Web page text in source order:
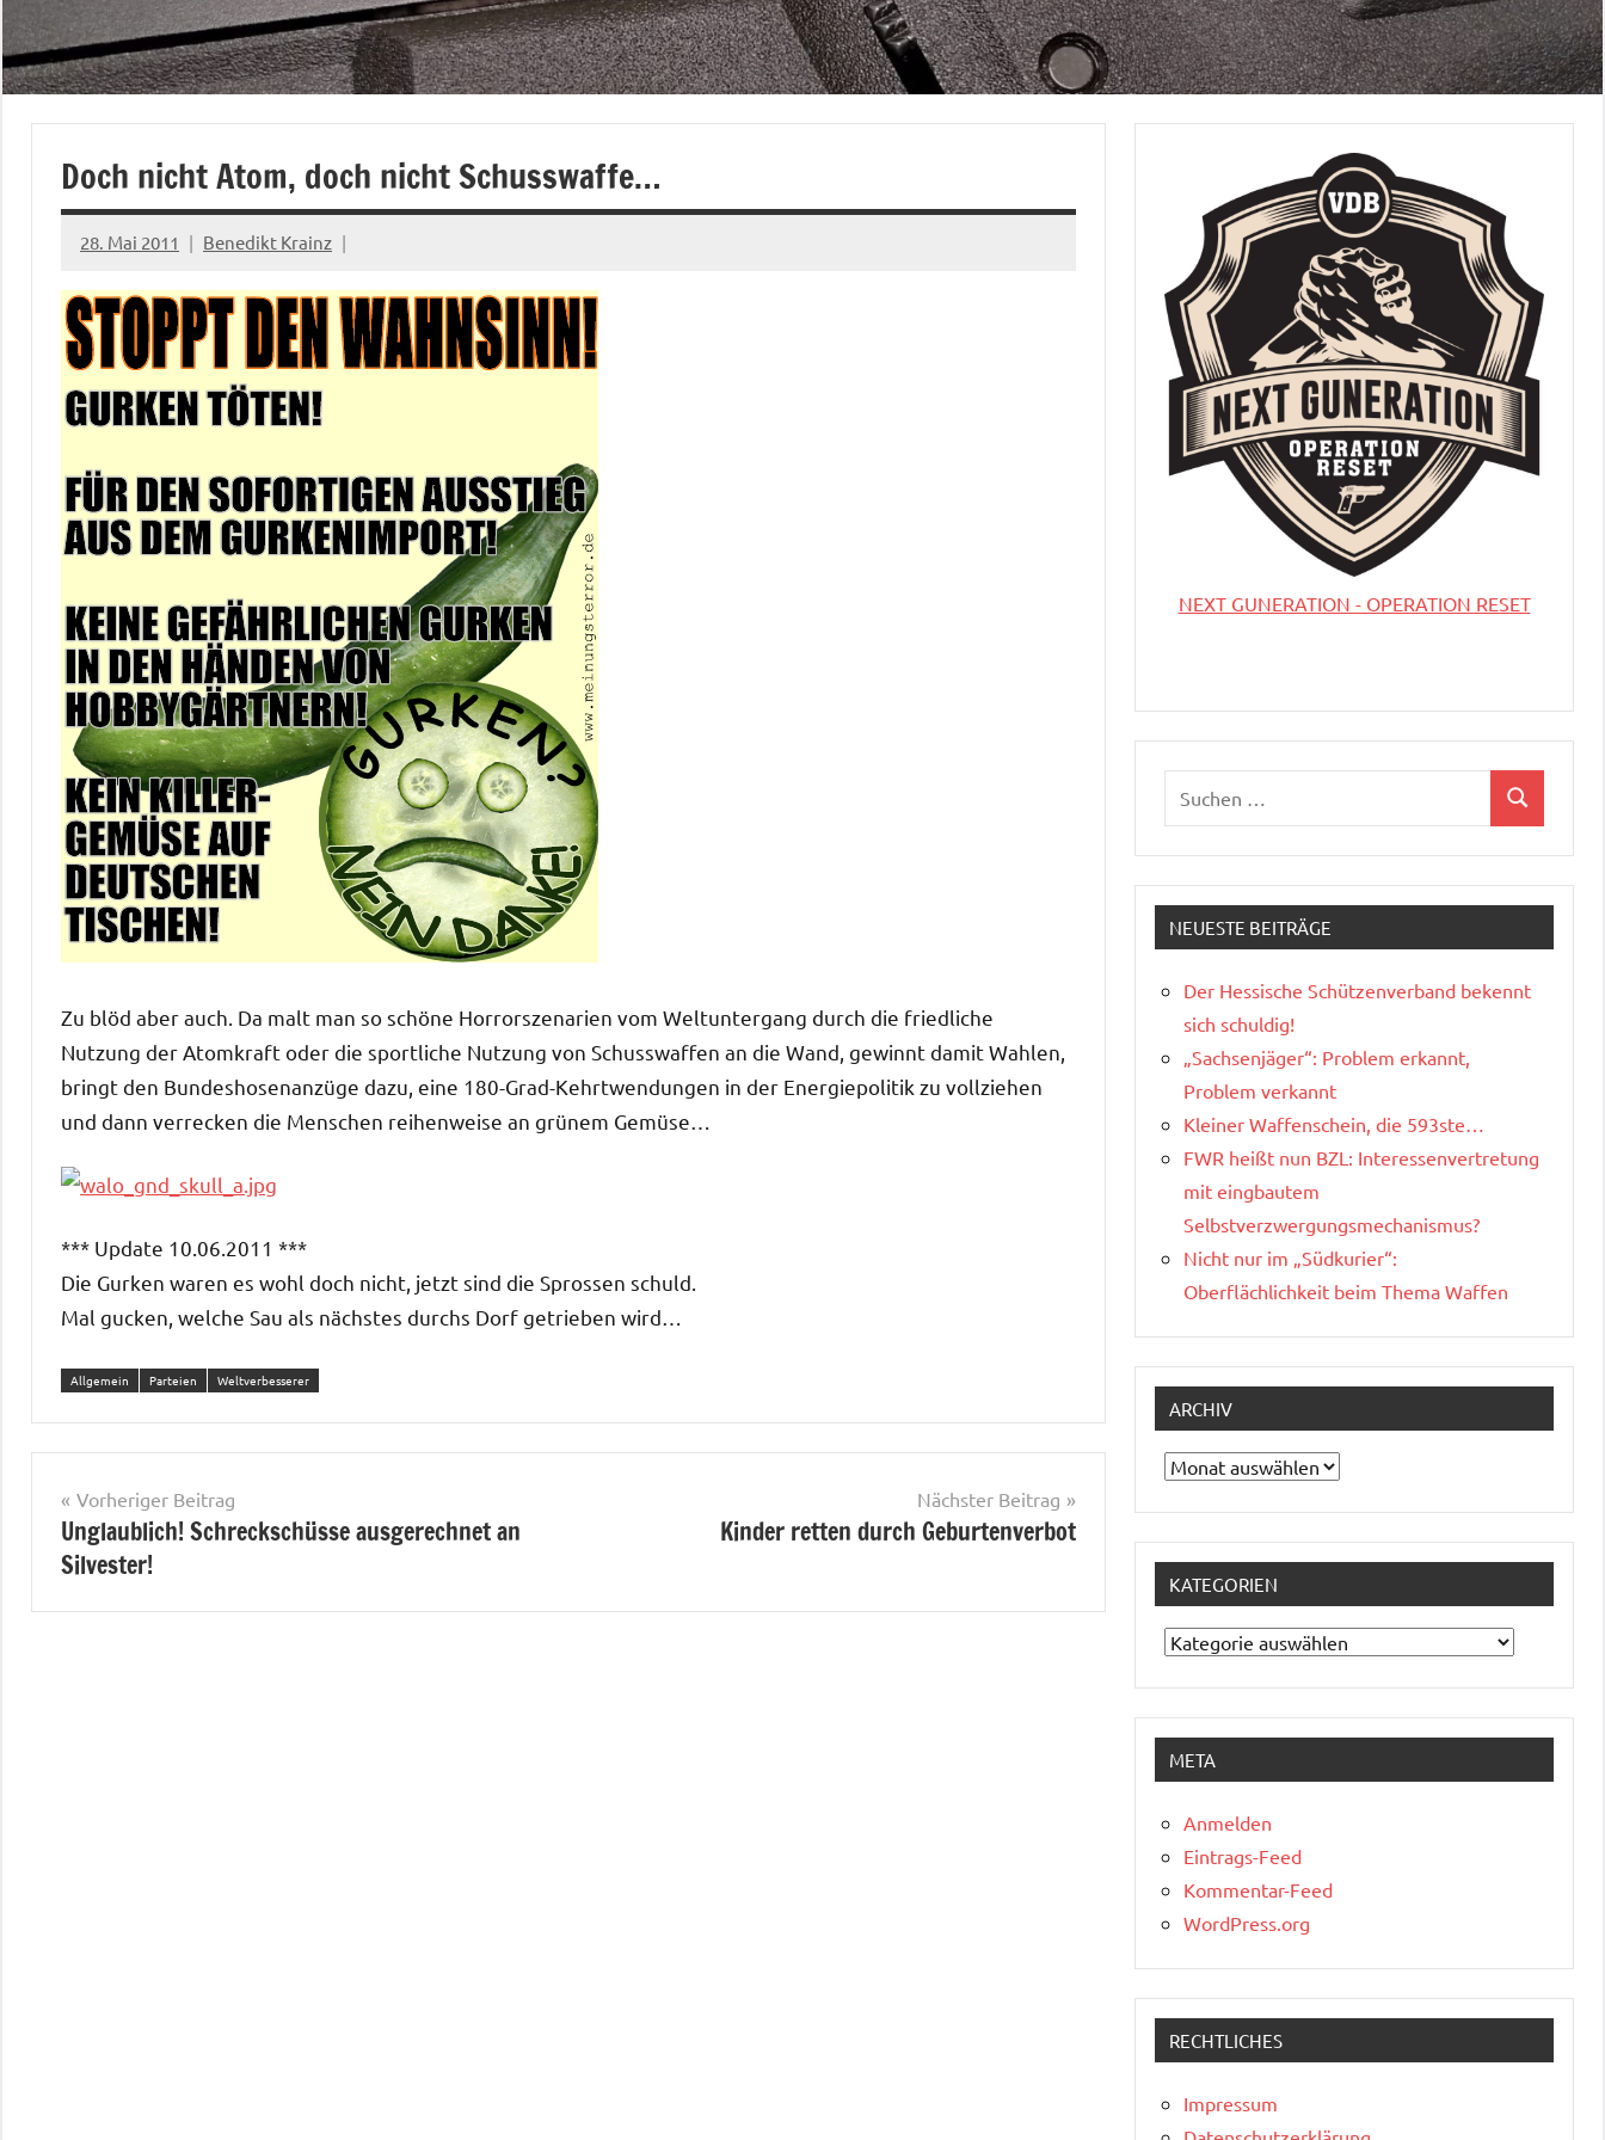
Doch nicht Atom, doch nicht Schusswaffe…
28. Mai 2011 Benedikt Krainz
Zu blöd aber auch. Da malt man so schöne Horrorszenarien vom Weltuntergang durch die friedliche
Nutzung der Atomkraft oder die sportliche Nutzung von Schusswaffen an die Wand, gewinnt damit Wahlen,
bringt den Bundeshosenanzüge dazu, eine 180-Grad-Kehrtwendungen in der Energiepolitik zu vollziehen
und dann verrecken die Menschen reihenweise an grünem Gemüse…
*** Update 10.06.2011 ***
Die Gurken waren es wohl doch nicht, jetzt sind die Sprossen schuld.
Mal gucken, welche Sau als nächstes durchs Dorf getrieben wird…
Allgemein Parteien Weltverbesserer
Beitragsnavigation
Vorheriger Beitrag
Unglaublich! Schreckschüsse ausgerechnet an
Silvester!
Nächster Beitrag
Kinder retten durch Geburtenverbot
NEXT GUNERATION - OPERATION RESET
Suchen
nach:
Suchen
NEUESTE BEITRÄGE
Der Hessische Schützenverband bekennt
sich schuldig!
„Sachsenjäger“: Problem erkannt,
Problem verkannt
Kleiner Waffenschein, die 593ste…
FWR heißt nun BZL: Interessenvertretung
mit eingbautem
Selbstverzwergungsmechanismus?
Nicht nur im „Südkurier“:
Oberflächlichkeit beim Thema Waffen
ARCHIV
Archiv
KATEGORIEN
Kategorien
META
Anmelden
Eintrags-Feed
Kommentar-Feed
WordPress.org
RECHTLICHES
Impressum